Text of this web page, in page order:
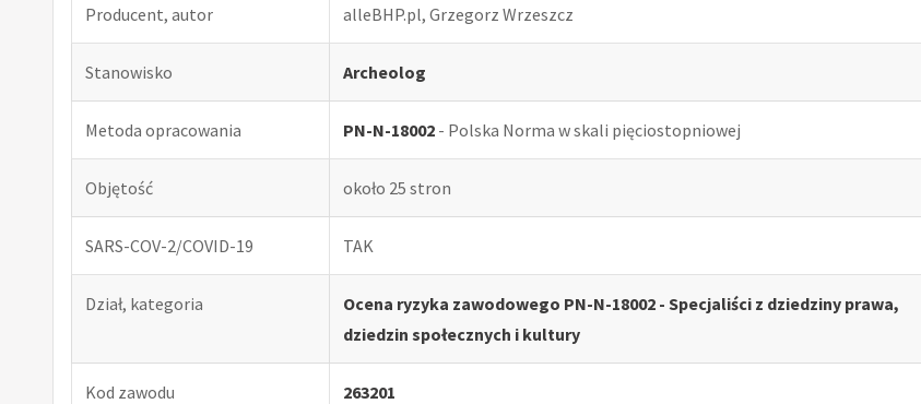
Producent, autor alleBHP.pl, Grzegorz Wrzeszcz
Stanowisko Archeolog
Metoda opracowania PN-N-18002 - Polska Norma w skali pięciostopniowej
Objętość około 25 stron
SARS-COV-2/COVID-19 TAK
Dział, kategoria
Ocena ryzyka zawodowego PN-N-18002 - Specjaliści z dziedziny prawa,
dziedzin społecznych i kultury
Kod zawodu 263201